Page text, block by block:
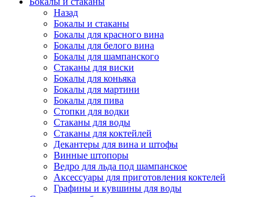
Назад
Бокалы и стаканы
Бокалы для красного вина
Бокалы для белого вина
Бокалы для шампанского
Стаканы для виски
Бокалы для коньяка
Бокалы для мартини
Бокалы для пива
Стопки для водки
Стаканы для воды
Стаканы для коктейлей
Декантеры для вина и штофы
Винные штопоры
Ведро для льда под шампанское
Аксессуары для приготовления коктелей
Графины и кувшины для воды